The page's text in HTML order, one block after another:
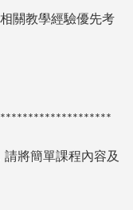
關教學經驗優先考
將簡單課程內容及